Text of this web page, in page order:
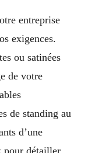
entreprise
exigences.
ou satinées
de votre
de standing au
d’une